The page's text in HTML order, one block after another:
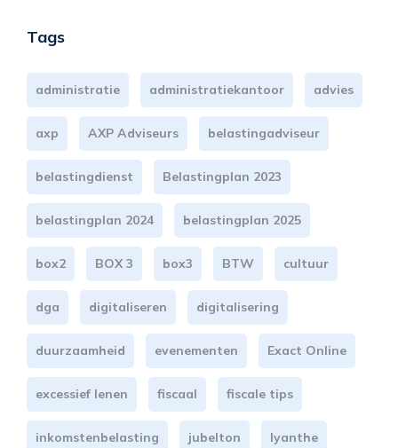
Tags
administratie administratiekantoor advies
axp AXP Adviseurs belastingadviseur
belastingdienst Belastingplan 2023
belastingplan 2024 belastingplan 2025
box2 BOX 3 box3 BTW cultuur
dga digitaliseren digitalisering
duurzaamheid evenementen Exact Online
excessief lenen fiscaal fiscale tips
inkomstenbelasting jubelton lyanthe